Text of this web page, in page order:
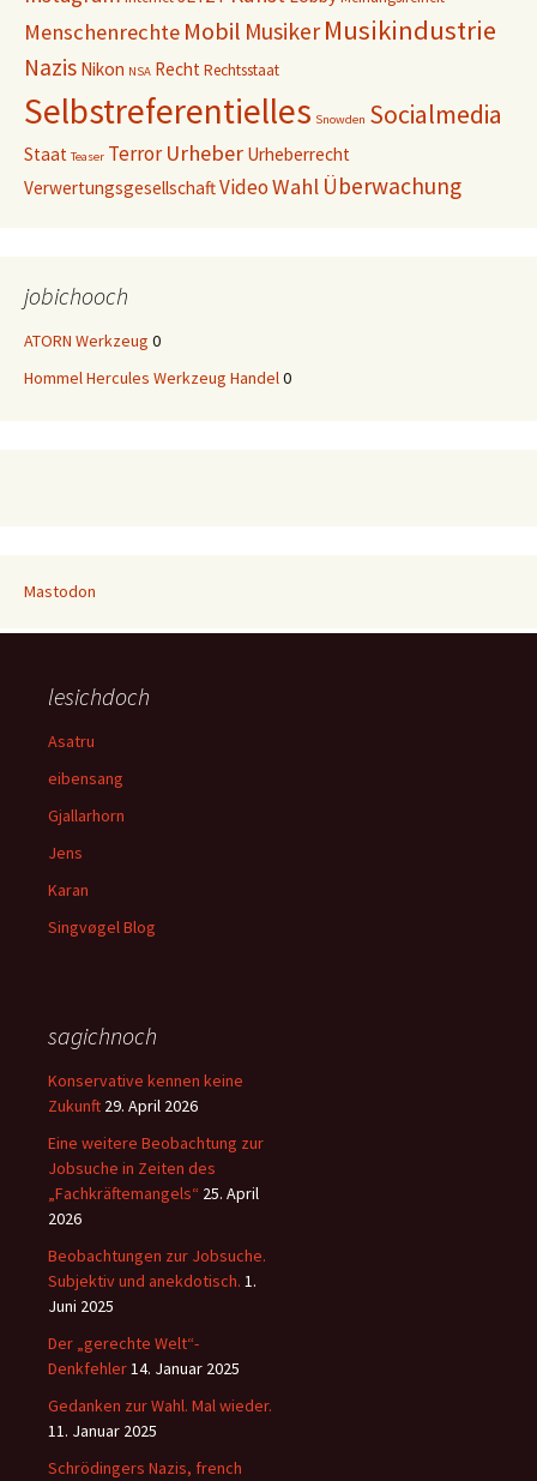
Menschenrechte Mobil Musiker Musikindustrie
Nazis Nikon NSA RechtRechtsstaat
Selbstreferentielles Snowden Socialmedia
Staat Teaser Terror Urheber Urheberrecht
VerwertungsgesellschaftVideoWahl Überwachung
jobichooch
ATORN Werkzeug 0
Hommel Hercules Werkzeug Handel0
Mastodon
lesichdoch
Asatru
eibensang
Gjallarhorn
Jens
Karan
Singvøgel Blog
sagichnoch
Konservative kennen keine
Zukunft 29. April 2026
Eine weitere Beobachtung zur
Jobsuche in Zeiten des
„Fachkräftemangels“ 25. April
2026
Beobachtungen zur Jobsuche.
Subjektiv und anekdotisch. 1.
Juni 2025
Der „gerechte Welt“-
Denkfehler14. Januar 2025
Gedanken zur Wahl. Mal wieder.
11. Januar 2025
Schrödingers Nazis, french